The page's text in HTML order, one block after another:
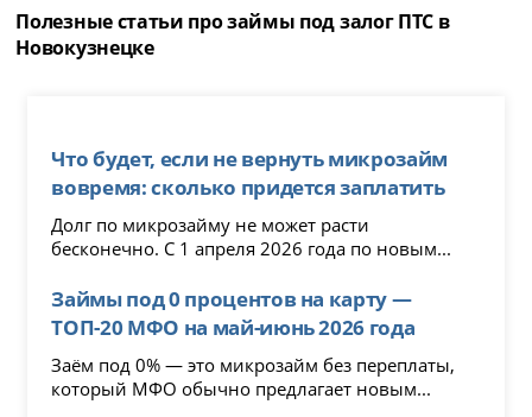
Полезные статьи про займы под залог ПТС в
Новокузнецке
Что будет, если не вернуть микрозайм
вовремя: сколько придется заплатить
Долг по микрозайму не может расти
бесконечно. С 1 апреля 2026 года по новым...
Займы под 0 процентов на карту —
ТОП-20 МФО на май-июнь 2026 года
Заём под 0% — это микрозайм без переплаты,
который МФО обычно предлагает новым...